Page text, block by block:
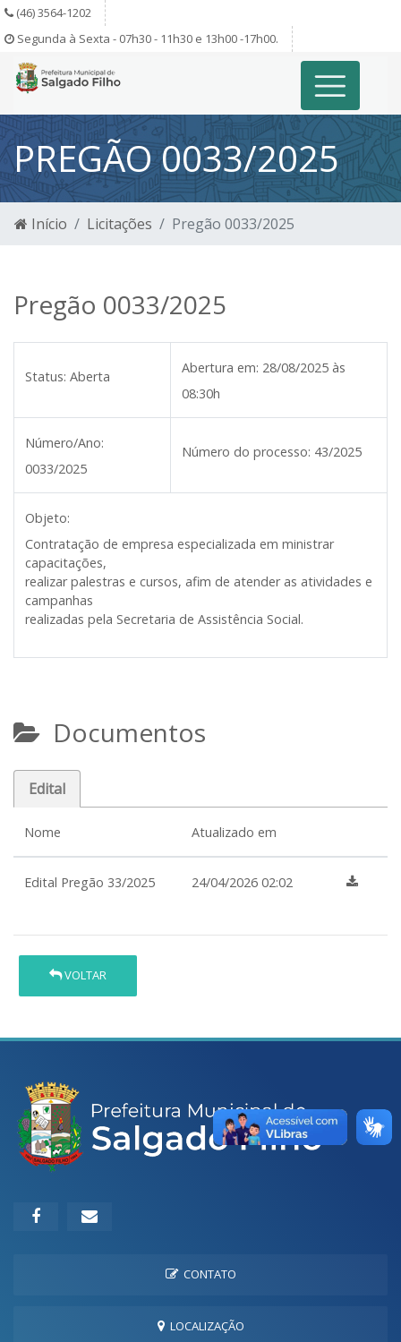
(46) 3564-1202
Segunda à Sexta - 07h30 - 11h30 e 13h00 -17h00.
PREGÃO 0033/2025
Início Licitações Pregão 0033/2025
Pregão 0033/2025
Status: Aberta
Abertura em: 28/08/2025 às
08:30h
Número/Ano:
0033/2025
Número do processo: 43/2025
Objeto:
Contratação de empresa especializada em ministrar
capacitações,
realizar palestras e cursos, afim de atender as atividades e
campanhas
realizadas pela Secretaria de Assistência Social.
Documentos
Edital
Nome Atualizado em
Edital Pregão 33/2025 24/04/2026 02:02
VOLTAR
CONTATO
LOCALIZAÇÃO